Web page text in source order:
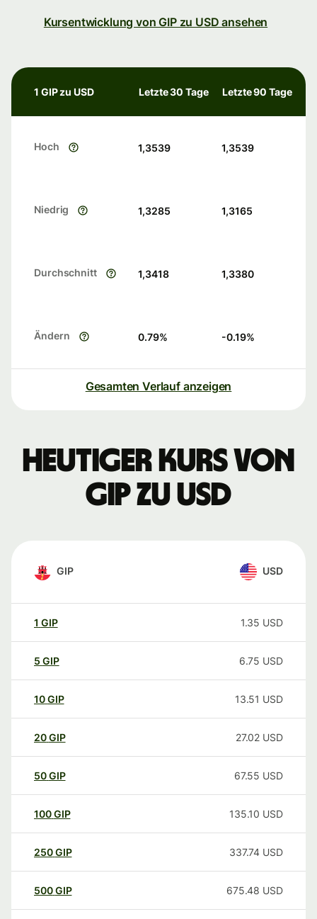
Kursentwicklung von GIP zu USD ansehen
1 GIP zu USD Letzte 30 Tage Letzte 90 Tage
Hoch 1,3539 1,3539
Niedrig 1,3285 1,3165
Durchschnitt 1,3418 1,3380
Ändern 0.79% -0.19%
Gesamten Verlauf anzeigen
Heutiger Kurs von
GIP zu USD
GIP USD
1 GIP 1.35 USD
5 GIP 6.75 USD
10GIP 13.51 USD
20GIP 27.02 USD
50GIP 67.55 USD
100GIP 135.10 USD
250GIP 337.74 USD
500GIP 675.48 USD